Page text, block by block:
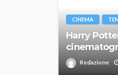
CINEMA
Harry
Redazione